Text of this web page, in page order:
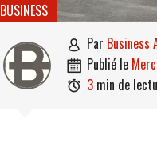
BUSINESS
 par Business
 publié le
 3 min de